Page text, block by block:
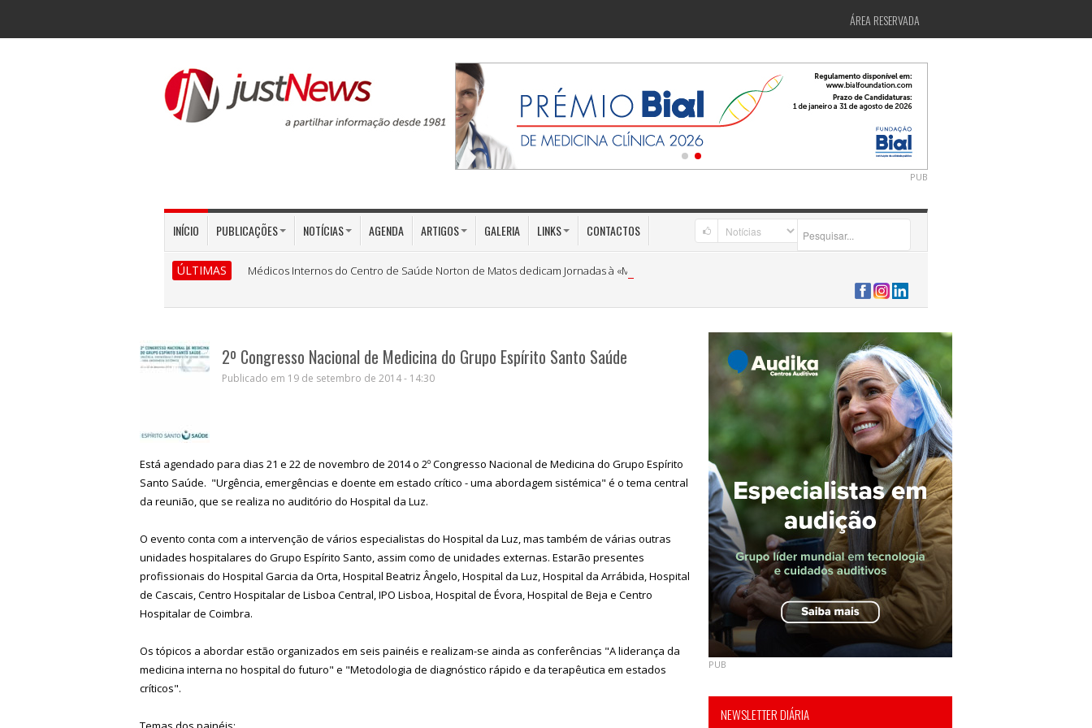
ÁREA RESERVADA
PUB
INÍCIO PUBLICAÇÕES NOTÍCIAS AGENDA ARTIGOS GALERIA LINKS CONTACTOS
ÚLTIMAS Médicos Internos do Centro de Saúde Norton de Matos dedicam Jornadas à «Medicina Preventiva»
2º Congresso Nacional de Medicina do Grupo Espírito Santo Saúde
Publicado em 19 de setembro de 2014 - 14:30
Está agendado para dias 21 e 22 de novembro de 2014 o 2º Congresso Nacional de Medicina do Grupo Espírito
Santo Saúde. "Urgência, emergências e doente em estado crítico - uma abordagem sistémica" é o tema central
da reunião, que se realiza no auditório do Hospital da Luz.
O evento conta com a intervenção de vários especialistas do Hospital da Luz, mas também de várias outras
unidades hospitalares do Grupo Espírito Santo, assim como de unidades externas. Estarão presentes
profissionais do Hospital Garcia da Orta, Hospital Beatriz Ângelo, Hospital da Luz, Hospital da Arrábida, Hospital
de Cascais, Centro Hospitalar de Lisboa Central, IPO Lisboa, Hospital de Évora, Hospital de Beja e Centro
Hospitalar de Coimbra.
Os tópicos a abordar estão organizados em seis painéis e realizam-se ainda as conferências "A liderança da
medicina interna no hospital do futuro" e "Metodologia de diagnóstico rápido e da terapêutica em estados
críticos".
PUB
NEWSLETTER DIÁRIA